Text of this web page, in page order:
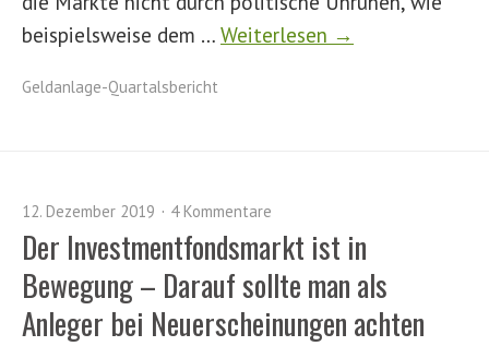
beispielsweise dem … Weiterlesen →
Geldanlage-Quartalsbericht
12. Dezember 2019 4 Kommentare
Der Investmentfondsmarkt ist in
Bewegung – Darauf sollte man als
Anleger bei Neuerscheinungen achten